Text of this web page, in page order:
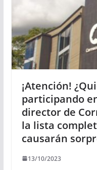
¡Atención!
participando
director de
la lista
causarán
13/10/2023